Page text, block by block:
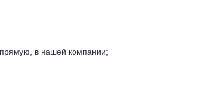
в нашей компании;